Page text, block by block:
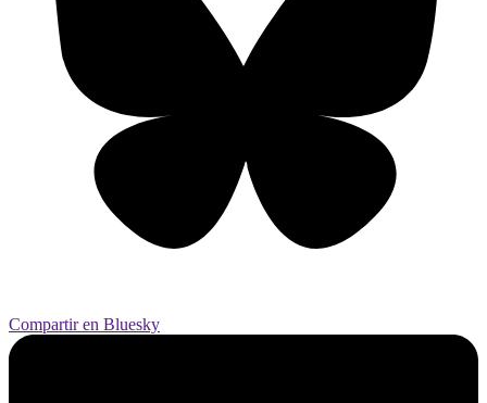
Compartir en Bluesky